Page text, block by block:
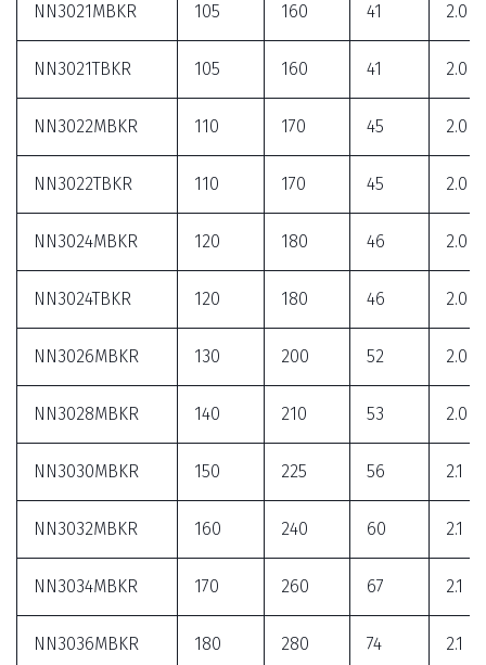
NN3021MBKR 105 160 41 2.0
NN3021TBKR 105 160 41 2.0
NN3022MBKR 110 170 45 2.0
NN3022TBKR 110 170 45 2.0
NN3024MBKR 120 180 46 2.0
NN3024TBKR 120 180 46 2.0
NN3026MBKR 130 200 52 2.0
NN3028MBKR 140 210 53 2.0
NN3030MBKR 150 225 56 2.1
NN3032MBKR 160 240 60 2.1
NN3034MBKR 170 260 67 2.1
NN3036MBKR 180 280 74 2.1